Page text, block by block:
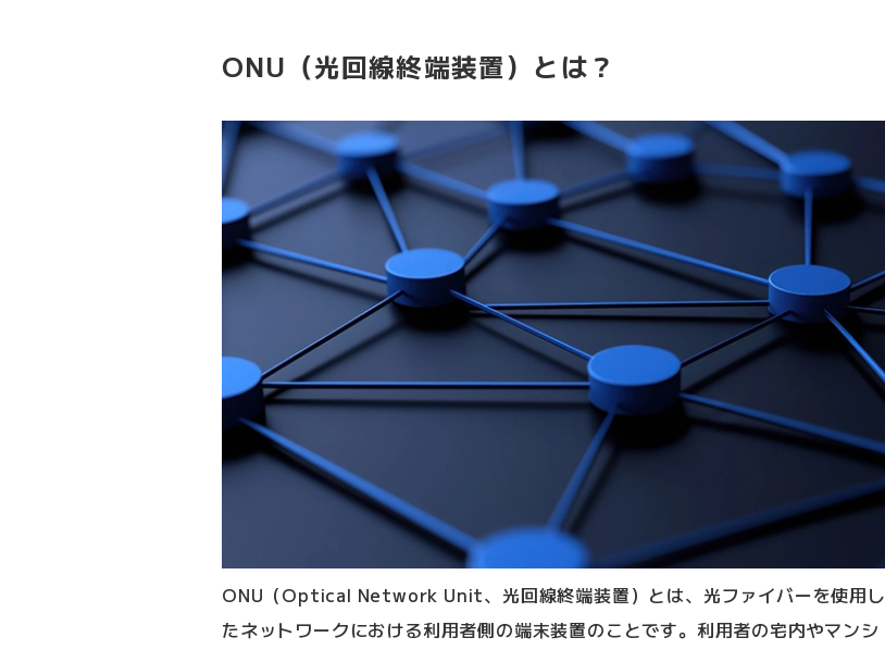
ONU（光回線終端装置）とは？
ONU（Optical Network Unit、光回線終端装置）とは、光ファイバーを使用し
たネットワークにおける利用者側の端末装置のことです。利用者の宅内やマンシ